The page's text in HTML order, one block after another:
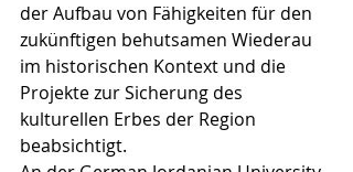
der Aufbau von Fähigkeiten für den
zukünftigen behutsamen Wiederau
im historischen Kontext und die
Projekte zur Sicherung des
kulturellen Erbes der Region
beabsichtigt.